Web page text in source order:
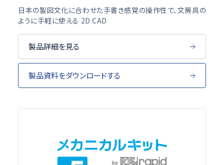
日本の製図文化に合わせた手書き感覚の操作性で、文房具の
ように手軽に使える 2D CAD
製品詳細を見る
製品資料をダウンロードする